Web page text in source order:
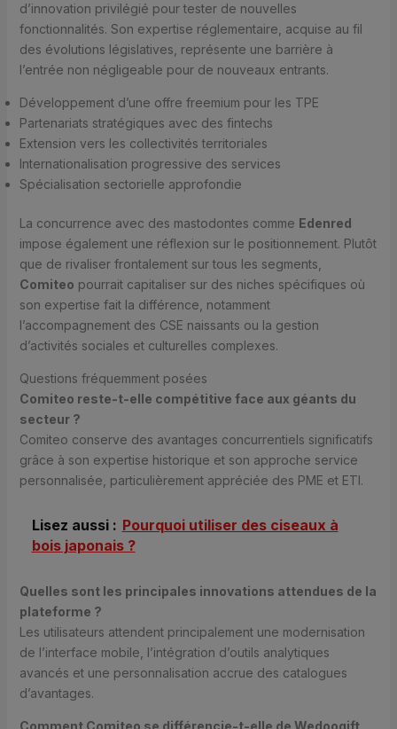
d’innovation privilégié pour tester de nouvelles
fonctionnalités. Son expertise réglementaire, acquise au fil
des évolutions législatives, représente une barrière à
l’entrée non négligeable pour de nouveaux entrants.
Développement d’une offre freemium pour les TPE
Partenariats stratégiques avec des fintechs
Extension vers les collectivités territoriales
Internationalisation progressive des services
Spécialisation sectorielle approfondie
La concurrence avec des mastodontes comme Edenred
impose également une réflexion sur le positionnement. Plutôt
que de rivaliser frontalement sur tous les segments,
Comiteo pourrait capitaliser sur des niches spécifiques où
son expertise fait la différence, notamment
l’accompagnement des CSE naissants ou la gestion
d’activités sociales et culturelles complexes.
Questions fréquemment posées
Comiteo reste-t-elle compétitive face aux géants du
secteur ?
Comiteo conserve des avantages concurrentiels significatifs
grâce à son expertise historique et son approche service
personnalisée, particulièrement appréciée des PME et ETI.
Lisez aussi : Pourquoi utiliser des ciseaux à
bois japonais ?
Quelles sont les principales innovations attendues de la
plateforme ?
Les utilisateurs attendent principalement une modernisation
de l’interface mobile, l’intégration d’outils analytiques
avancés et une personnalisation accrue des catalogues
d’avantages.